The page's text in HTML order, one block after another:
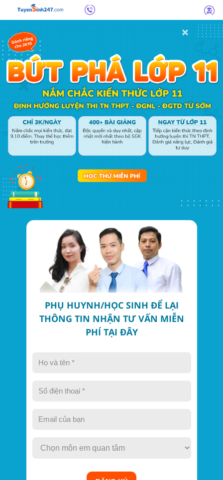
-
Đăng
nhập
PHỤ HUYNH/HỌC SINH ĐỂ LẠI
THÔNG TIN NHẬN TƯ VẤN MIỄN
PHÍ TẠI ĐÂY